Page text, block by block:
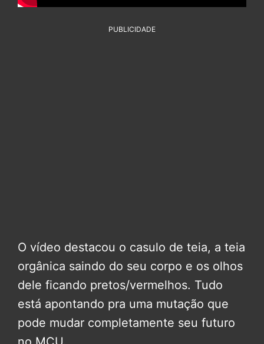
PUBLICIDADE
O vídeo destacou o casulo de teia, a teia
orgânica saindo do seu corpo e os olhos
dele ficando pretos/vermelhos. Tudo
está apontando pra uma mutação que
pode mudar completamente seu futuro